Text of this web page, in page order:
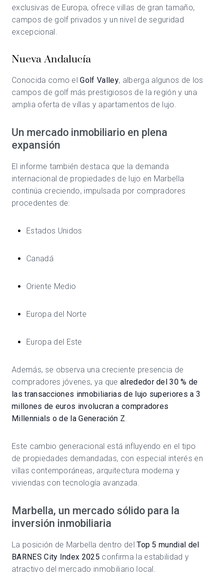
exclusivas de Europa, ofrece villas de gran tamaño,
campos de golf privados y un nivel de seguridad
excepcional.
Nueva Andalucía
Conocida como elGolf Valley, alberga algunos de los
campos de golf más prestigiosos de la región y una
amplia oferta de villas y apartamentos de lujo.
Un mercado inmobiliario en plena
expansión
El informe también destaca que la demanda
internacional de propiedades de lujo en Marbella
continúa creciendo, impulsada por compradores
procedentes de:
Estados Unidos
Canadá
Oriente Medio
Europa del Norte
Europa del Este
Además, se observa una creciente presencia de
compradores jóvenes, ya que alrededor del 30 % de
las transacciones inmobiliarias de lujo superiores a 3
millones de euros involucran a compradores
Millennials o de la Generación Z.
Este cambio generacional está influyendo en el tipo
de propiedades demandadas, con especial interés en
villas contemporáneas, arquitectura moderna y
viviendas con tecnología avanzada.
Marbella, un mercado sólido para la
inversión inmobiliaria
La posición de Marbella dentro delTop 5 mundial del
BARNES City Index 2025 confirma la estabilidad y
atractivo del mercado inmobiliario local.